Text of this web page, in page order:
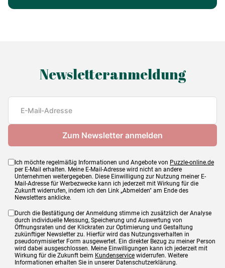
Alter ab 4 Jahre (21 bis 30 Teile)
Maße
Newsletteranmeldung
Ich möchte regelmäßig Informationen und Angebote von Puzzle-online.de
per E-Mail erhalten. Meine E-Mail-Adresse wird nicht an andere
Unternehmen weitergegeben. Diese Einwilligung zur Nutzung meiner E-
Mail-Adresse für Werbezwecke kann ich jederzeit mit Wirkung für die
Zukunft widerrufen, indem ich den Link „Abmelden" am Ende des
Newsletters anklicke.
Durch die Bestätigung der Anmeldung stimme ich zusätzlich der Analyse
durch individuelle Messung, Speicherung und Auswertung von
Öffnungsraten und der Klickraten zur Optimierung und Gestaltung
zukünftiger Newsletter zu. Hierfür wird das Nutzungsverhalten in
pseudonymisierter Form ausgewertet. Ein direkter Bezug zu meiner Person
wird dabei ausgeschlossen. Meine Einwilligungen kann ich jederzeit mit
Wirkung für die Zukunft beim Kundenservice widerrufen. Weitere
Informationen erhalten Sie in unserer Datenschutzerklärung.